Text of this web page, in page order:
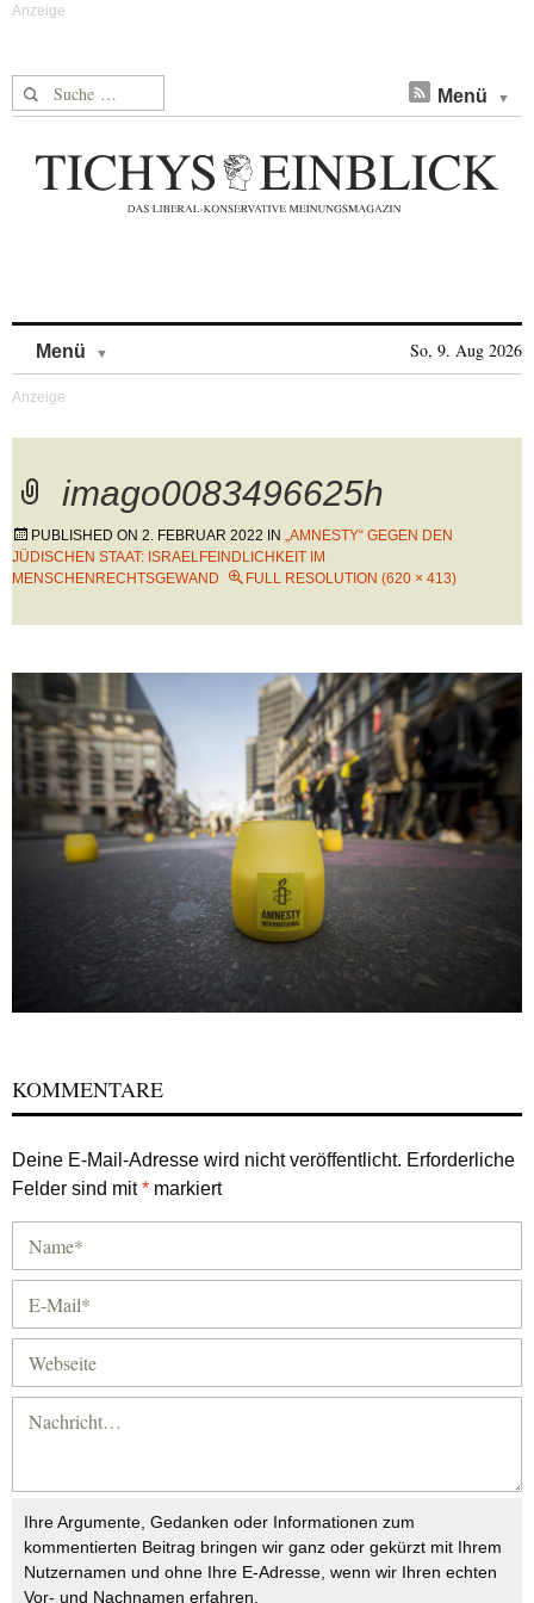
Suche nach: Menü
Menü So, 9. Aug 2026
imago0083496625h
PUBLISHED ON 2. FEBRUAR 2022 IN „AMNESTY“ GEGEN DEN
JÜDISCHEN STAAT: ISRAELFEINDLICHKEIT IM
MENSCHENRECHTSGEWAND
FULL RESOLUTION (620 × 413)
KOMMENTARE
Deine E-Mail-Adresse wird nicht veröffentlicht. Erforderliche
Felder sind mit* markiert
Ihre Argumente, Gedanken oder Informationen zum
kommentierten Beitrag bringen wir ganz oder gekürzt mit Ihrem
Nutzernamen und ohne Ihre E-Adresse, wenn wir Ihren echten
Vor- und Nachnamen erfahren.